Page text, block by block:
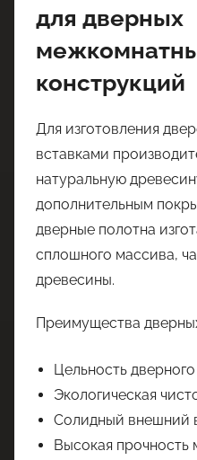
для дверных
конструкций
Для изготовления
вставками
натуральную
дополнительным
дверные полотна
сплошного массива,
древесины.
Преимущества
Цельность
Экологическая
Солидный внешний
Высокая прочность